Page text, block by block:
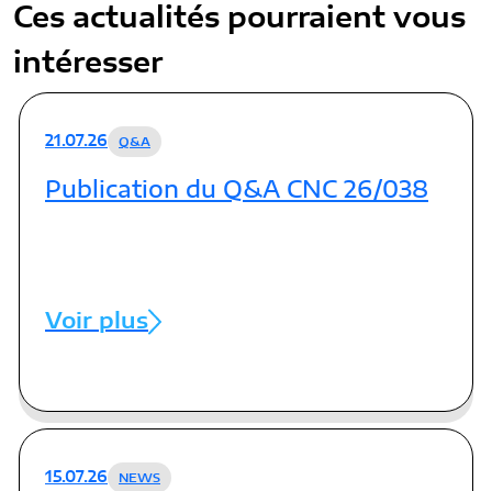
Ces actualités pourraient vous
intéresser
21.07.26 Q&A
Publication du Q&A CNC 26/038
Voir plus
15.07.26 NEWS